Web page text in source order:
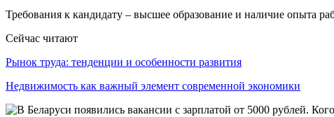
Требования к кандидату – высшее образование и наличие опыта
Сейчас читают
Рынок труда: тенденции и особенности развития
Недвижимость как важный элемент современной экономики